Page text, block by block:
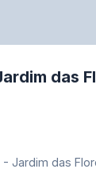
das
Jardim das